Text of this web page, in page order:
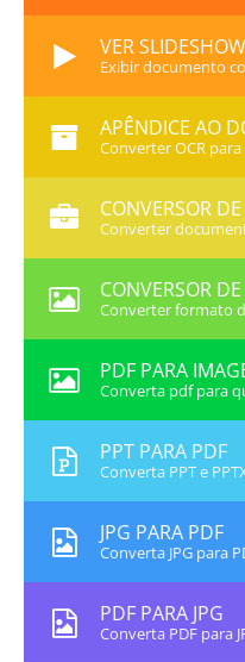
VER SLIDESHOW
Exibir documento
APÊNDICE AO
Converter OCR
CONVERSOR
Converter
CONVERSOR
Converter formato
PDF PARA
Converta pdf para
PPT PARA PDF
Converta PPT e
JPG PARA PDF
Converta JPG para
PDF PARA JPG
Converta PDF para